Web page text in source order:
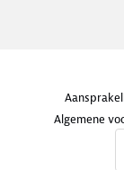
Algemene